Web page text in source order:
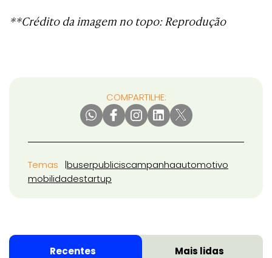
**Crédito da imagem no topo: Reprodução
COMPARTILHE:
Temas buserpubliciscampanhaautomotivo
mobilidadestartup
Recentes Mais lidas